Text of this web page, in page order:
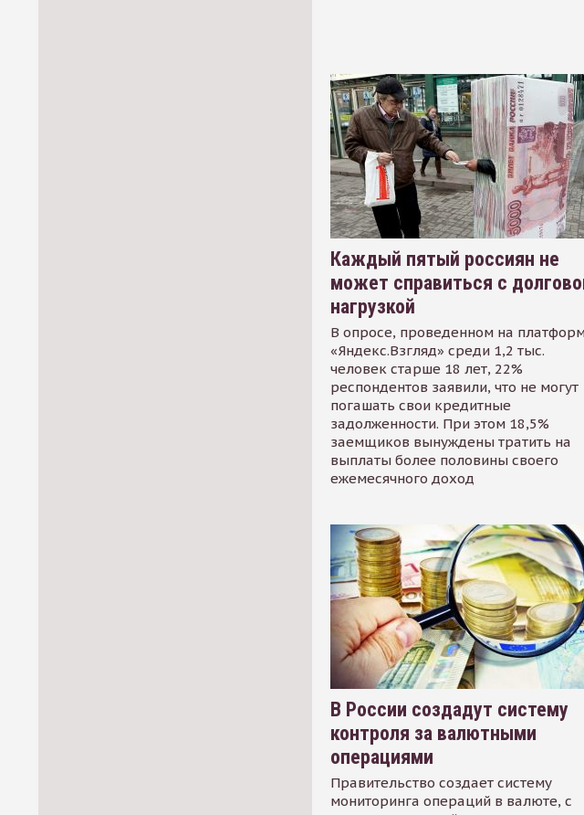
Каждый пятый россиян не
может справиться с
нагрузкой
В опросе, проведенном на
«Яндекс.Взгляд» среди 1,2 тыс.
человек старше 18 лет, 22%
респондентов заявили, что не могут
погашать свои кредитные
задолженности. При этом 18,5%
заемщиков вынуждены тратить на
выплаты более половины своего
ежемесячного доход
В России создадут систему
контроля за валютными
операциями
Правительство создает систему
мониторинга операций в валюте, с